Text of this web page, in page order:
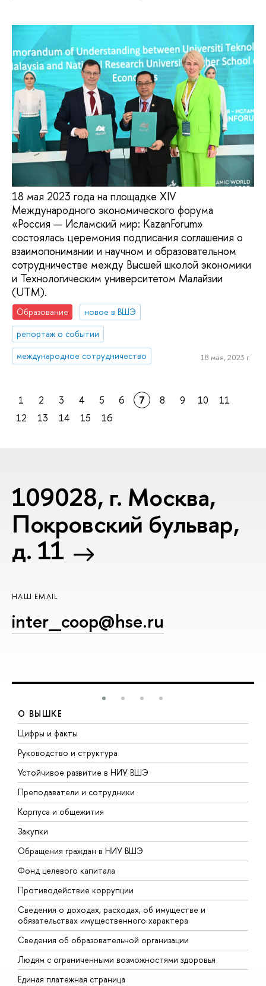
18 мая 2023 года на площадке XIV
Международного экономического форума
«Россия — Исламский мир: KazanForum»
состоялась церемония подписания соглашения о
взаимопонимании и научном и образовательном
сотрудничестве между Высшей школой экономики
и Технологическим университетом Малайзии
(UTM).
Образование
новое в ВШЭ
репортаж о событии
международное сотрудничество
18 мая, 2023 г.
1 2 3 4 5 6 7 8 9 10
11
12
13 14 15 16
109028, г. Москва,
Покровский бульвар,
д. 11
НАШ EMAIL
inter_coop@hse.ru
О ВЫШКЕ
Цифры и факты
Руководство и структура
Устойчивое развитие в НИУ ВШЭ
Преподаватели и сотрудники
Корпуса и общежития
Закупки
Обращения граждан в НИУ ВШЭ
Фонд целевого капитала
Противодействие коррупции
Сведения о доходах, расходах, об имуществе и
обязательствах имущественного характера
Сведения об образовательной организации
Людям с ограниченными возможностями здоровья
Единая платежная страница